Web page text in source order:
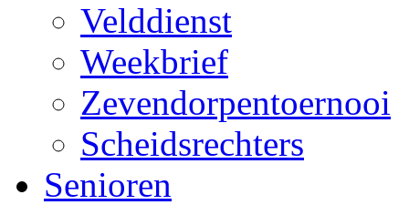
Velddienst
Weekbrief
Zevendorpentoernooi
Scheidsrechters
Senioren